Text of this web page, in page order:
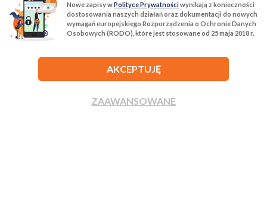
T:22 299 68 68M:biuro@tur-nieruchomosci.pl
Biuro Nieruchomości Tur Nieruchomości
Nowe zapisy wPolityce Prywatnościwynikają z konieczności
dostosowania naszych działań oraz dokumentacji do nowych
wymagań europejskiego Rozporządzenia o Ochronie Danych
Osobowych (RODO), które jest stosowane od 25 maja 2018 r.
AKCEPTUJĘ
ZAAWANSOWANE